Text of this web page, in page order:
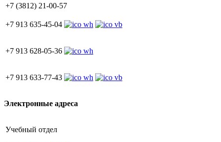
+7 (3812) 21-00-57
+7 913 635-45-04
+7 913 628-05-36
+7 913 633-77-43
Электронные адреса
Учебный отдел